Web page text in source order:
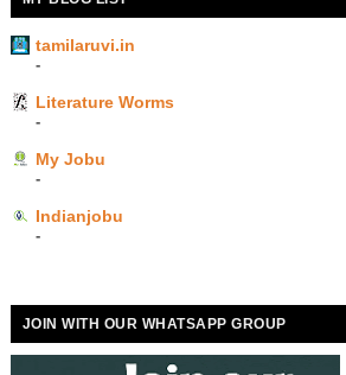
tamilaruvi.in
-
Literature Worms
-
My Jobu
-
Indianjobu
-
JOIN WITH OUR WHATSAPP GROUP